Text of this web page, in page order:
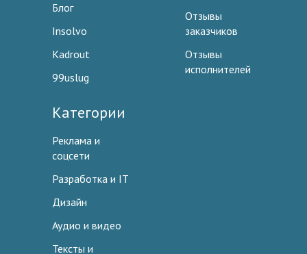
Блог
Insolvo
Kadrout
99uslug
Отзывы
заказчиков
Отзывы
исполнителей
Категории
Реклама и
соцсети
Разработка и IT
Дизайн
Аудио и видео
Тексты и